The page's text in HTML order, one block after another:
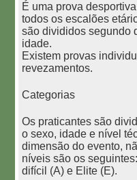
É uma prova
todos os escalões
são divididos segundo
idade.
Existem provas
revezamentos.
Categorias
Os praticantes são
o sexo, idade e nível
dimensão do evento,
níveis são os
difícil (A) e Elite (E).